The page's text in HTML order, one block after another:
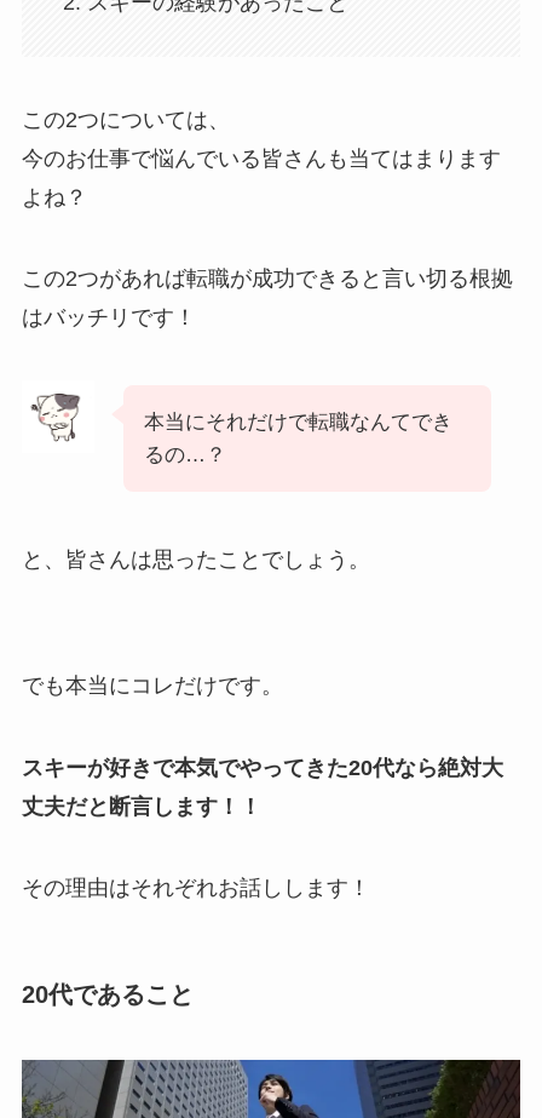
この2つについては、
今のお仕事で悩んでいる皆さんも当てはまります
よね？
この2つがあれば転職が成功できると言い切る根拠
はバッチリです！
本当にそれだけで転職なんてでき
るの…？
と、皆さんは思ったことでしょう。
でも本当にコレだけです。
スキーが好きで本気でやってきた20代なら絶対大
丈夫だと断言します！！
その理由はそれぞれお話しします！
20代であること